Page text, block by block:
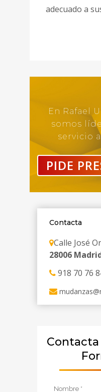
adecuado a
En Rafael
somos
servicio
PIDE
Contacta
Calle José
28006
918 70 76